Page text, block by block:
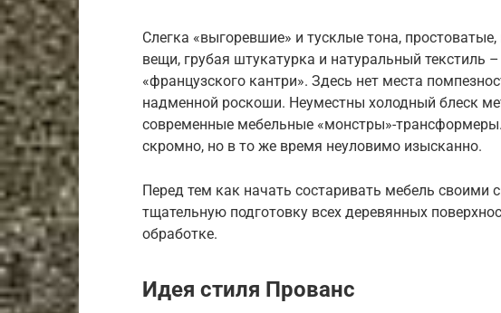
Слегка «выгоревшие» и тусклые тона,
вещи, грубая штукатурка и натуральный текстиль
«французского кантри». Здесь нет места
надменной роскоши. Неуместны холодный блеск
современные мебельные «монстры»-
скромно, но в то же время неуловимо изысканно.
Перед тем как начать состаривать мебель своими
тщательную подготовку всех деревянных
обработке.
Идея стиля Прованс